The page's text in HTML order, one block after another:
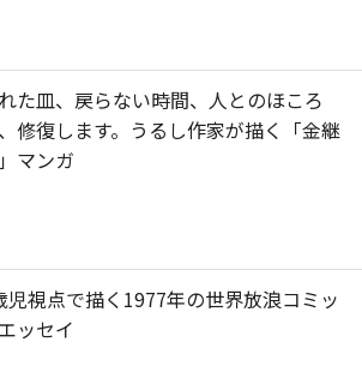
た皿、戻らない時間、人とのほころ
修復します。うるし作家が描く「金継
マンガ
児視点で描く1977年の世界放浪コミッ
ッセイ